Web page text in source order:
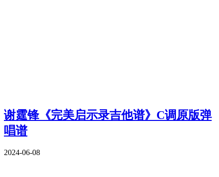
谢霆锋《完美启示录吉他谱》C调原版弹
唱谱
2024-06-08